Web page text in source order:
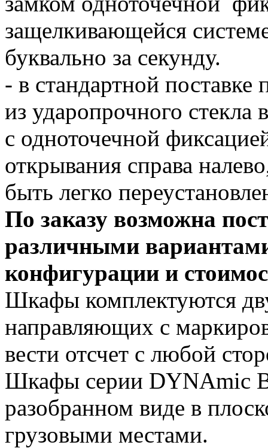
защелкивающейся
буквально за секунду.
- в стандартной поставке
из ударопрочного стекла
с одноточечной
открывания справа
быть легко
По заказу возможна
различными
конфигурации и
Шкафы комплектуются
направляющих с
вести отсчет с любой
Шкафы серии DYNAmic
разобранном виде в
грузовыми местами.